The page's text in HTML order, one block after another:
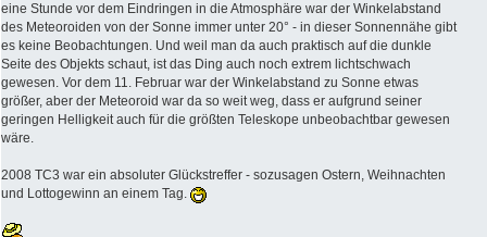
eine Stunde vor dem Eindringen in die Atmosphäre war der Winkelabstand
des Meteoroiden von der Sonne immer unter 20° - in dieser Sonnennähe gibt
es keine Beobachtungen. Und weil man da auch praktisch auf die dunkle
Seite des Objekts schaut, ist das Ding auch noch extrem lichtschwach
gewesen. Vor dem 11. Februar war der Winkelabstand zu Sonne etwas
größer, aber der Meteoroid war da so weit weg, dass er aufgrund seiner
geringen Helligkeit auch für die größten Teleskope unbeobachtbar gewesen
wäre.
2008 TC3 war ein absoluter Glückstreffer - sozusagen Ostern, Weihnachten
und Lottogewinn an einem Tag.